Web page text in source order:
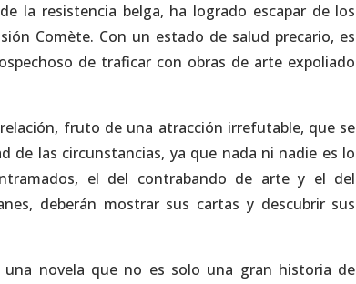
la resistencia belga, ha logrado escapar de los
Comète. Con un estado de salud precario, es
de traficar con obras de arte expoliado
fruto de una atracción irrefutable, que se
de las circunstancias, ya que nada ni nadie es lo
el del contrabando de arte y el del
deberán mostrar sus cartas y descubrir sus
una novela que no es solo una gran historia de